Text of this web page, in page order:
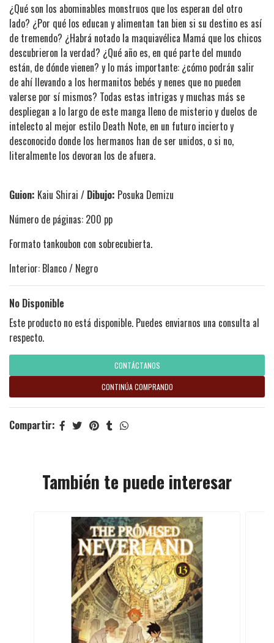
¿Qué son los abominables monstruos que los esperan del otro
lado? ¿Por qué los educan y alimentan tan bien si su destino es así
de tremendo? ¿Habrá notado la maquiavélica Mamá que los chicos
descubrieron la verdad? ¿Qué año es, en qué parte del mundo
están, de dónde vienen? y lo más importante: ¿cómo podrán salir
de ahí llevando a los hermanitos bebés y nenes que no pueden
valerse por sí mismos? Todas estas intrigas y muchas más se
despliegan a lo largo de este manga lleno de misterio y duelos de
intelecto al mejor estilo Death Note, en un futuro incierto y
desconocido donde los hermanos han de ser unidos, o si no,
literalmente los devoran los de afuera.
Guion: Kaiu Shirai / Dibujo: Posuka Demizu
Número de páginas: 200 pp
Formato tankoubon con sobrecubierta.
Interior: Blanco / Negro
No Disponible
Este producto no está disponible. Puedes enviarnos una consulta al
respecto.
CONTÁCTANOS
CONTINÚA COMPRANDO
Compartir:
También te puede interesar